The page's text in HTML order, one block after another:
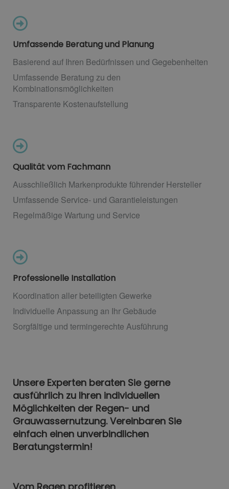
Umfassende Beratung und Planung
Basierend auf Ihren Bedürfnissen und Gegebenheiten
Umfassende Beratung zu den
Kombinationsmöglichkeiten
Transparente Kostenaufstellung
Qualität vom Fachmann
Ausschließlich Markenprodukte führender Hersteller
Umfassende Service- und Garantieleistungen
Regelmäßige Wartung und Service
Professionelle Installation
Koordination aller beteiligten Gewerke
Individuelle Anpassung an Ihr Gebäude
Sorgfältige und termingerechte Ausführung
Unsere Experten beraten Sie gerne
ausführlich zu Ihren individuellen
Möglichkeiten der Regen- und
Grauwassernutzung. Vereinbaren Sie
einfach einen unverbindlichen
Beratungstermin!